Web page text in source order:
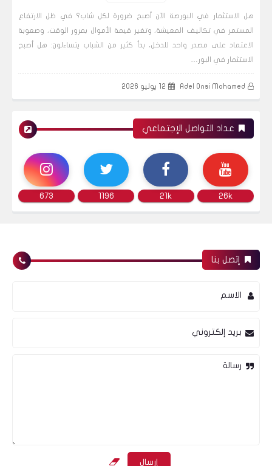
البورصة المصرية
تحليل فني مختصر لبعض أسهم البورصة المصرية
البورصة المصرية
أسواق عالمية
هل الاستثمار في البورصة الآن أصبح ضرورة لكل شاب؟ في ظل الارتفاع
المستمر في تكاليف المعيشة، وتغير قيمة الأموال بمرور الوقت، وصعوبة
الاعتماد على مصدر واحد للدخل، بدأ كثير من الشباب يتساءلون: هل أصبح
الاستثمار في البور…
Adel Onsi Mohamed 12 يوليو 2026
عداد التواصل الإجتماعي
26k
21k
1196
673
إتصل بنا
الاسم
بريد إلكتروني
رسالة